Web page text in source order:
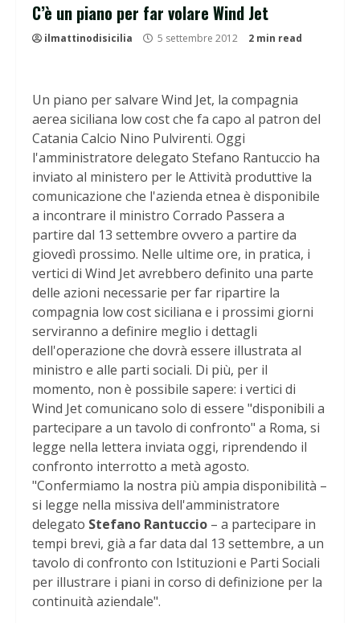
C’è un piano per far volare Wind Jet
ilmattinodisicilia 5 settembre 2012 2 min read
Un piano per salvare Wind Jet, la compagnia
aerea siciliana low cost che fa capo al patron del
Catania Calcio Nino Pulvirenti. Oggi
l'amministratore delegato Stefano Rantuccio ha
inviato al ministero per le Attività produttive la
comunicazione che l'azienda etnea è disponibile
a incontrare il ministro Corrado Passera a
partire dal 13 settembre ovvero a partire da
giovedì prossimo. Nelle ultime ore, in pratica, i
vertici di Wind Jet avrebbero definito una parte
delle azioni necessarie per far ripartire la
compagnia low cost siciliana e i prossimi giorni
serviranno a definire meglio i dettagli
dell'operazione che dovrà essere illustrata al
ministro e alle parti sociali. Di più, per il
momento, non è possibile sapere: i vertici di
Wind Jet comunicano solo di essere "disponibili a
partecipare a un tavolo di confronto" a Roma, si
legge nella lettera inviata oggi, riprendendo il
confronto interrotto a metà agosto.
"Confermiamo la nostra più ampia disponibilità –
si legge nella missiva dell'amministratore
delegato Stefano Rantuccio – a partecipare in
tempi brevi, già a far data dal 13 settembre, a un
tavolo di confronto con Istituzioni e Parti Sociali
per illustrare i piani in corso di definizione per la
continuità aziendale".